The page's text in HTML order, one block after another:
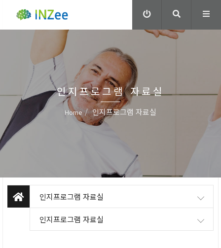
인지프로그램 자료실
Home 인지프로그램 자료실
인지프로그램 자료실
인지프로그램 자료실